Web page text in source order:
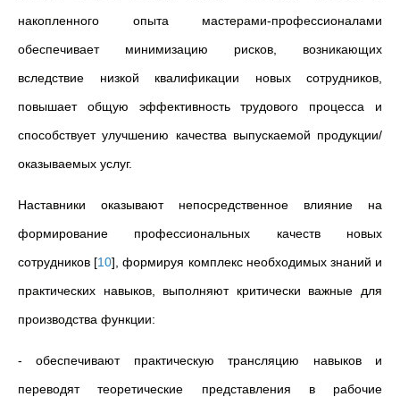
накопленного опыта мастерами-профессионалами
обеспечивает минимизацию рисков, возникающих
вследствие низкой квалификации новых сотрудников,
повышает общую эффективность трудового процесса и
способствует улучшению качества выпускаемой продукции/
оказываемых услуг.
Наставники оказывают непосредственное влияние на
формирование профессиональных качеств новых
сотрудников [10] , формируя комплекс необходимых знаний и
практических навыков, выполняют критически важные для
производства функции:
- обеспечивают практическую трансляцию навыков и
переводят теоретические представления в рабочие